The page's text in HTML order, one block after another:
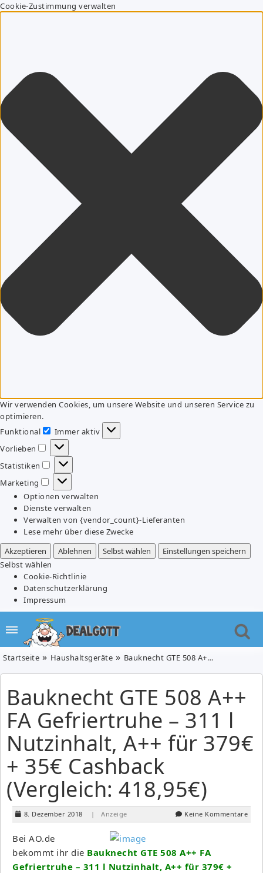
Cookie-Zustimmung verwalten
Wir verwenden Cookies, um unsere Website und unseren Service zu
optimieren.
Funktional
Funktional
Immer aktiv
Vorlieben
Vorlieben
Statistiken
Statistiken
Marketing
Marketing
Optionen verwalten
Dienste verwalten
Verwalten von {vendor_count}-Lieferanten
Lese mehr über diese Zwecke
Akzeptieren
Ablehnen Selbst wählen
Einstellungen speichern
Selbst wählen
Cookie-Richtlinie
Datenschutzerklärung
Impressum
Startseite Haushaltsgeräte Bauknecht GTE 508 A++ FA Gefriertruhe – 311 l Nutzinhalt, A++ für 379€ + 35€ Cashback (Vergleich: 418,95€)
Bauknecht GTE 508 A++
FA Gefriertruhe – 311 l
Nutzinhalt, A++ für 379€
+ 35€ Cashback
(Vergleich: 418,95€)
8. Dezember 2018 | Anzeige Keine Kommentare
Bei AO.de
bekommt ihr die Bauknecht GTE 508 A++ FA
Gefriertruhe – 311 l Nutzinhalt, A++ für 379€ +